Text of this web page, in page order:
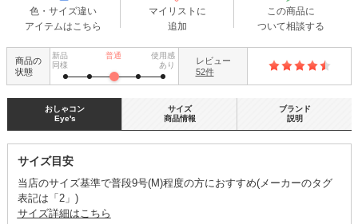
色・サイズ違い
アイテムはこちら
マイリストに
追加
この商品に
ついて相談する
商品の
状態
新品
同様
普通
使用感
あり
レビュー
52件
おしゃコン
Eye's
サイズ目安
当店のサイズ基準で普段9号(M)程度の方におすすめ(メーカーのタグ
表記は「2」)
サイズ詳細はこちら
サイズ
商品情報
ブランド
説明